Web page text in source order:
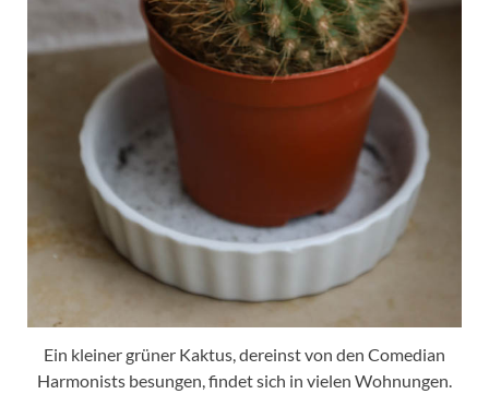
Ein kleiner grüner Kaktus, dereinst von den Comedian
Harmonists besungen, findet sich in vielen Wohnungen.